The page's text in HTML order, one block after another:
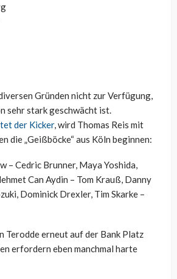
Gründen nicht zur Verfügung,
sehr stark geschwächt ist.
der Kicker, wird Thomas Reis mit
die „Geißböcke“ aus Köln beginnen:
– Cedric Brunner, Maya Yoshida,
Can Aydin – Tom Krauß, Danny
Dominick Drexler, Tim Skarke –
Terodde erneut auf der Bank Platz
erfordern eben manchmal harte